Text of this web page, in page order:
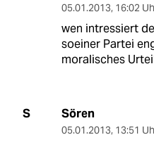
05.01.2013, 16:02
wen intressiert
soeiner Partei
moralisches
S Sören
05.01.2013, 13:51